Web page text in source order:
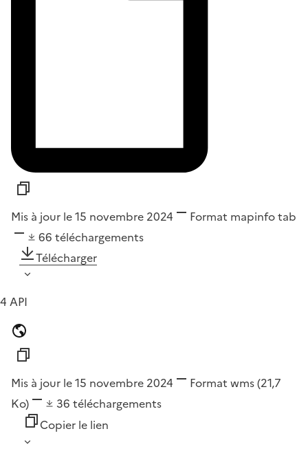
Mis à jour le 15 novembre 2024 Format mapinfo tab
66 téléchargements
Télécharger
4 API
Mis à jour le 15 novembre 2024 Format wms(21,7
Ko)
36 téléchargements
Copier le lien